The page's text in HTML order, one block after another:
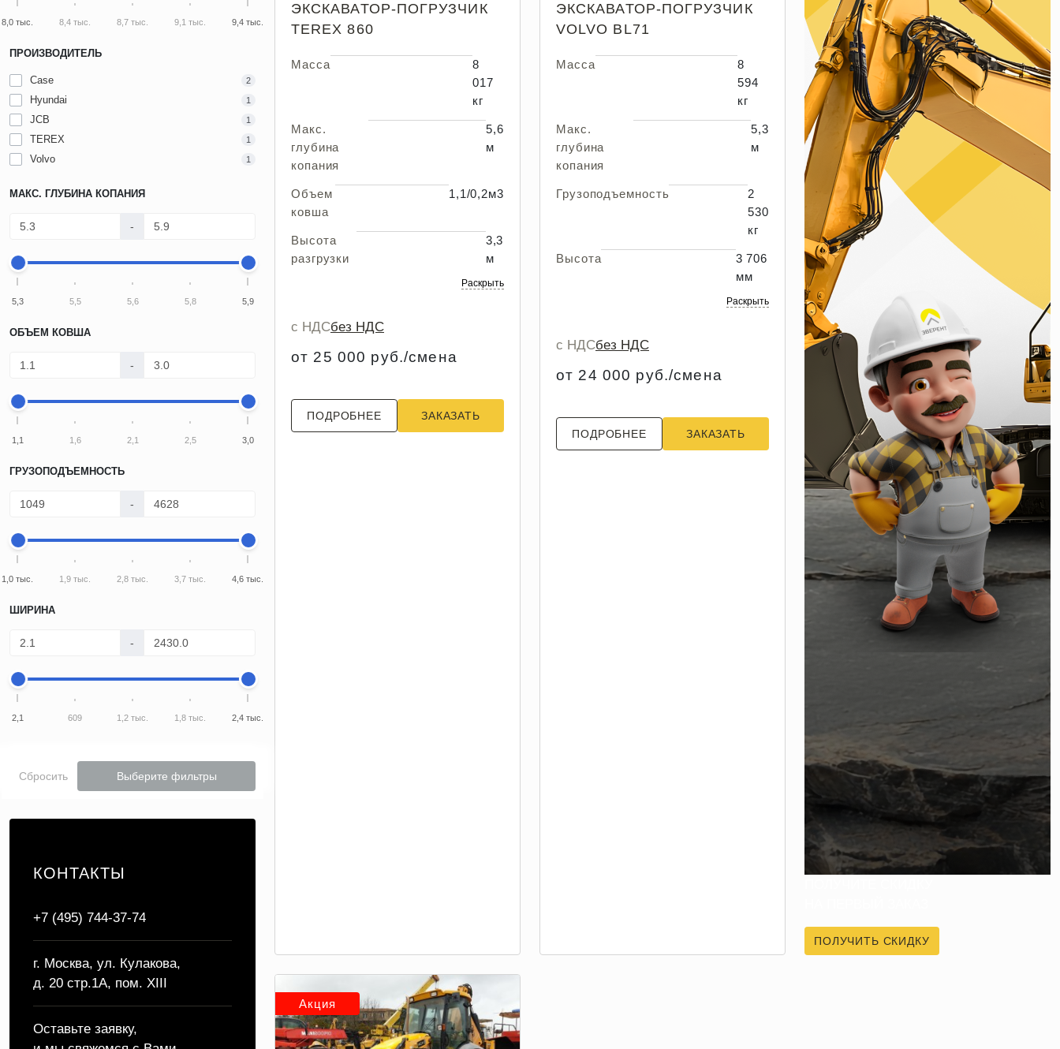
8,0 тыс. 8,4 тыс. 8,7 тыс. 9,1 тыс. 9,4 тыс.
ПРОИЗВОДИТЕЛЬ
Case 2
Hyundai 1
JCB 1
TEREX 1
Volvo 1
МАКС. ГЛУБИНА КОПАНИЯ
-
5,3 5,5 5,6 5,8 5,9
ОБЪЕМ КОВША
-
1,1 1,6 2,1 2,5 3,0
ГРУЗОПОДЪЕМНОСТЬ
-
1,0 тыс. 1,9 тыс. 2,8 тыс. 3,7 тыс. 4,6 тыс.
ШИРИНА
-
2,1 609 1,2 тыс. 1,8 тыс. 2,4 тыс.
Сбросить Выберите фильтры
КОНТАКТЫ
+7 (495) 744-37-74
г. Москва, ул. Кулакова,
д. 20 стр.1А, пом. XIII
Оставьте заявку,
ЭКСКАВАТОР-ПОГРУЗЧИК
TEREX 860
Масса
8
017
кг
Макс.
глубина
копания
5,6
м
Объем
ковша
1,1/0,2м3
Высота
разгрузки
3,3
м
Раскрыть
с НДСбез НДС
от 25 000 руб./смена
ПОДРОБНЕЕ ЗАКАЗАТЬ
ЭКСКАВАТОР-ПОГРУЗЧИК
VOLVO BL71
Масса
8
594
кг
Макс.
глубина
копания
5,3
м
Грузоподъемность
2
530
кг
Высота
3 706
мм
Раскрыть
с НДСбез НДС
от 24 000 руб./смена
ПОДРОБНЕЕ ЗАКАЗАТЬ
ПОЛУЧИТЬ СКИДКУ
Акция